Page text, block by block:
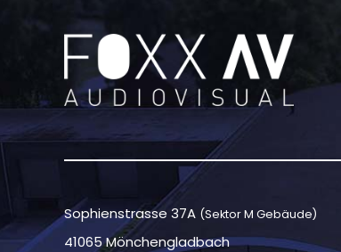
Sophienstrasse 37A (Sektor M Gebäude)
41065 Mönchengladbach